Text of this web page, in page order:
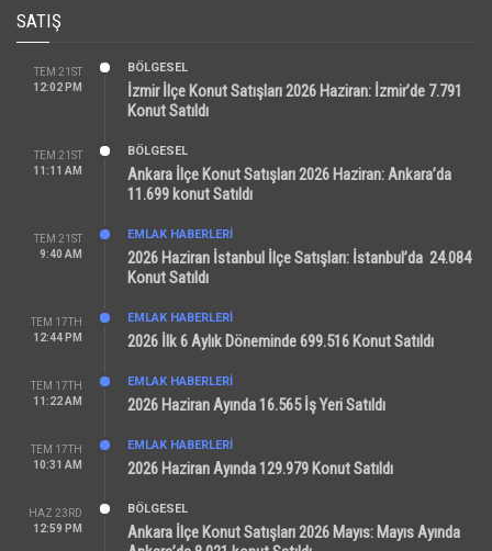
SATIŞ
TEM 21ST
12:02 PM
BÖLGESEL
İzmir İlçe Konut Satışları 2026 Haziran: İzmir’de 7.791
Konut Satıldı
TEM 21ST
11:11 AM
BÖLGESEL
Ankara İlçe Konut Satışları 2026 Haziran: Ankara’da
11.699 konut Satıldı
TEM 21ST
9:40 AM
EMLAK HABERLERI
2026 Haziran İstanbul İlçe Satışları: İstanbul’da 24.084
Konut Satıldı
TEM 17TH
12:44 PM
EMLAK HABERLERI
2026 İlk 6 Aylık Döneminde 699.516 Konut Satıldı
TEM 17TH
11:22 AM
EMLAK HABERLERI
2026 Haziran Ayında 16.565 İş Yeri Satıldı
TEM 17TH
10:31 AM
EMLAK HABERLERI
2026 Haziran Ayında 129.979 Konut Satıldı
HAZ 23RD
12:59 PM
BÖLGESEL
Ankara İlçe Konut Satışları 2026 Mayıs: Mayıs Ayında